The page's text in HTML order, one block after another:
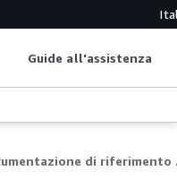
Guide all'assistenza